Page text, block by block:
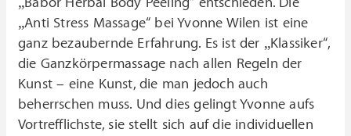
„Anti Stress Massage“ bei Yvonne Wilen ist eine
ganz bezaubernde Erfahrung. Es ist der „Klassiker“,
die Ganzkörpermassage nach allen Regeln der
Kunst – eine Kunst, die man jedoch auch
beherrschen muss. Und dies gelingt Yvonne aufs
Vortrefflichste, sie stellt sich auf die individuellen